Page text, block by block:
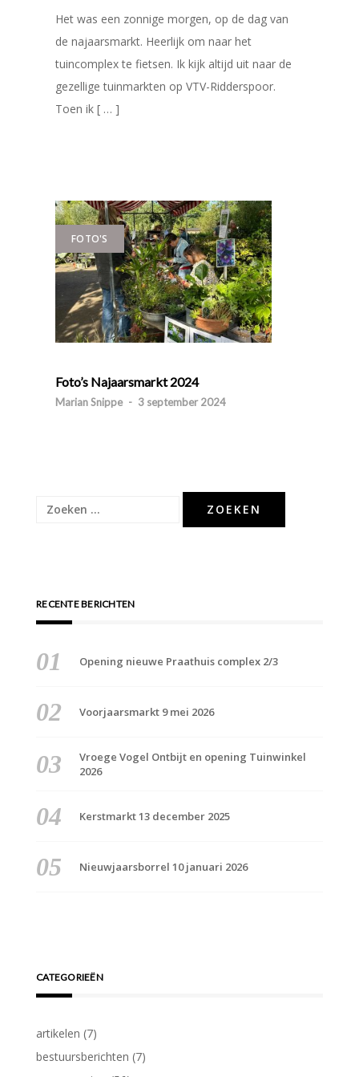
Het was een zonnige morgen, op de dag van
de najaarsmarkt. Heerlijk om naar het
tuincomplex te fietsen. Ik kijk altijd uit naar de
gezellige tuinmarkten op VTV-Ridderspoor.
Toen ik [ … ]
FOTO'S
Foto’s Najaarsmarkt 2024
Marian Snippe - 3 september 2024
Zoeken
RECENTE BERICHTEN
Opening nieuwe Praathuis complex 2/3
Voorjaarsmarkt 9 mei 2026
Vroege Vogel Ontbijt en opening Tuinwinkel
2026
Kerstmarkt 13 december 2025
Nieuwjaarsborrel 10 januari 2026
CATEGORIEËN
artikelen (7)
bestuursberichten (7)